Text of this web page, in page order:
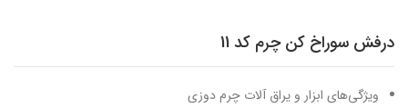
درفش سوراخ کن چرم کد 11
ویژگی‌های ابزار و یراق آلات چرم دوزی